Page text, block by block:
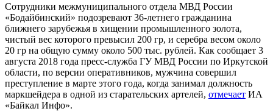
Сотрудники межмуниципального отдела МВД России
«Бодайбинский» подозревают 36-летнего гражданина
ближнего зарубежья в хищении промышленного золота,
чистый вес которого превысил 200 гр, и серебра весом около
20 гр на общую сумму около 500 тыс. рублей. Как сообщает 3
августа 2018 года пресс-служба ГУ МВД России по Иркутской
области, по версии оперативников, мужчина совершил
преступление в марте этого года, когда занимал должность
маркшейдера в одной из старательских артелей, отмечает ИА
«Байкал Инфо».